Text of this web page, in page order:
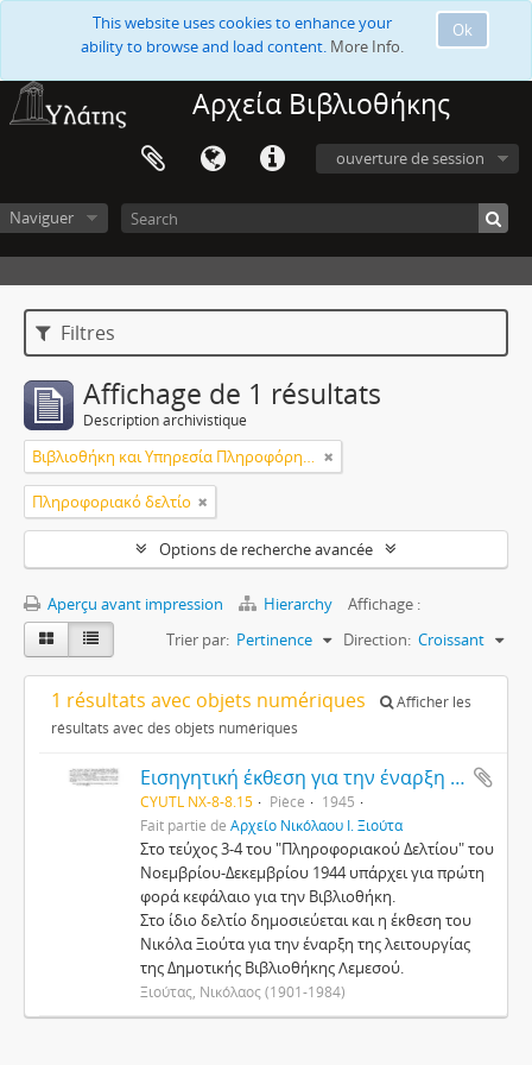
Ok
This website uses cookies to enhance your
ability to browse and load content. More Info.
Αρχεία Βιβλιοθήκης
ouverture de session
Naviguer
Filtres
Affichage de 1 résultats
Description archivistique
Βιβλιοθήκη και Υπηρεσία Πληροφόρησης Τεχνολογικού Πανεπιστημίου Κύπρου
Πληροφοριακό δελτίο
Options de recherche avancée
Aperçu avant impression Hierarchy
Affichage :
Trier par: Pertinence Direction: Croissant
1 résultats avec objets numériques
Afficher les
résultats avec des objets numériques
Εισηγητική έκθεση για την έναρξη της λειτουργίας της Δημοτικής Βιβλιοθήκης στη Λεμεσό
CYUTL NX-8-8.15 Pièce
1945
Fait partie de Αρχείο Νικόλαου Ι. Ξιούτα
Στο τεύχος 3-4 του "Πληροφοριακού Δελτίου" του
Νοεμβρίου-Δεκεμβρίου 1944 υπάρχει για πρώτη
φορά κεφάλαιο για την Βιβλιοθήκη.
Στο ίδιο δελτίο δημοσιεύεται και η έκθεση του
Νικόλα Ξιούτα για την έναρξη της λειτουργίας
της Δημοτικής Βιβλιοθήκης Λεμεσού.
Ξιούτας, Νικόλαος (1901-1984)